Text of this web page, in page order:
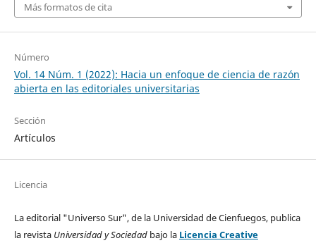
Más formatos de cita
Número
Vol. 14 Núm. 1 (2022): Hacia un enfoque de ciencia de razón
abierta en las editoriales universitarias
Sección
Artículos
Licencia
La editorial "Universo Sur", de la Universidad de Cienfuegos, publica
la revista Universidad y Sociedad bajo la Licencia Creative